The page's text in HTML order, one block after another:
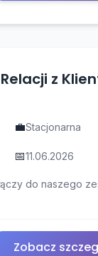
z
💼Stacjonarna
📅11.06.2026
do naszego
Zobacz